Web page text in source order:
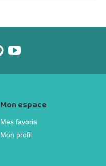
Mon espace
Mes favoris
Mon profil